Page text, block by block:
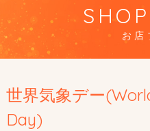
お店
世界気象デー
Day)